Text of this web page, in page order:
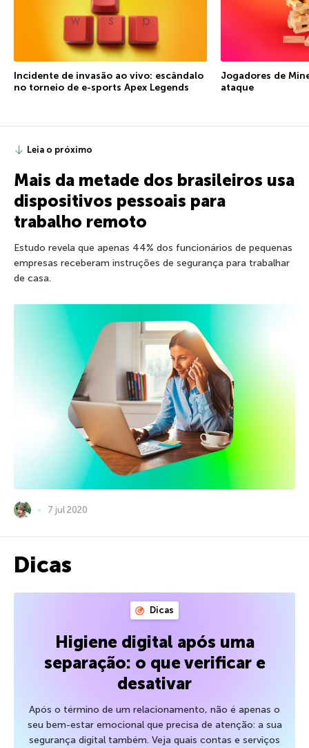
Incidente de invasão ao vivo: escândalo
no torneio de e-sports Apex Legends
Jogadores de
ataque
Leia o próximo
Mais da metade dos brasileiros usa
dispositivos pessoais para
trabalho remoto
Estudo revela que apenas 44% dos funcionários de pequenas
empresas receberam instruções de segurança para trabalhar
de casa.
7 jul 2020
Dicas
Dicas
Higiene digital após uma
separação: o que verificar e
desativar
Após o término de um relacionamento, não é apenas o
seu bem-estar emocional que precisa de atenção: a sua
segurança digital também. Veja quais contas e serviços